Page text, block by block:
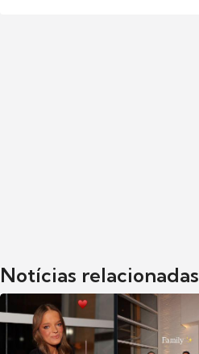
Notícias relacionadas